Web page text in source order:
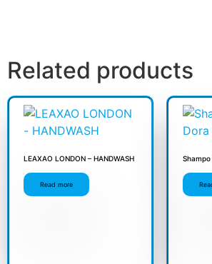
Related products
LEAXAO LONDON – HANDWASH
Read more